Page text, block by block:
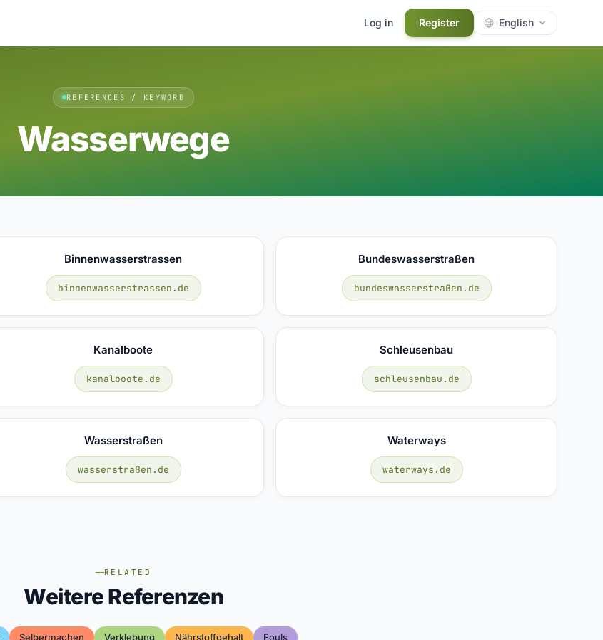
Log in Register English
REFERENCES / KEYWORD
Wasserwege
Binnenwasserstrassen
binnenwasserstrassen.de
Bundeswasserstraßen
bundeswasserstraßen.de
Kanalboote
kanalboote.de
Schleusenbau
schleusenbau.de
Wasserstraßen
wasserstraßen.de
Waterways
waterways.de
RELATED
Weitere Referenzen
Selbermachen Verklebung Nährstoffgehalt Fouls